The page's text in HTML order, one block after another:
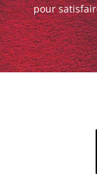
pour